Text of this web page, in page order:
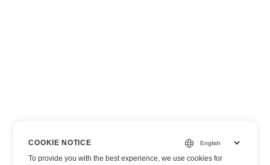
COOKIE NOTICE
To provide you with the best experience, we use cookies for